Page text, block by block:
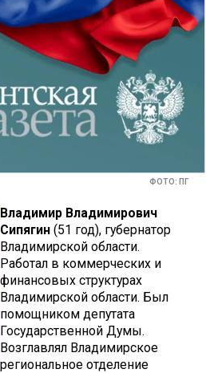
ФОТО: ПГ
Владимир Владимирович
Сипягин (51 год), губернатор
Владимирской области.
Работал в коммерческих и
финансовых структурах
Владимирской области. Был
помощником депутата
Государственной Думы.
Возглавлял Владимирское
региональное отделение